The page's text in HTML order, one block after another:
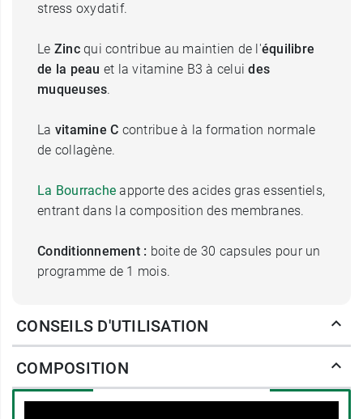
stress oxydatif.
Le Zincqui contribue au maintien de l'équilibre
de la peau et la vitamine B3 à celuides
muqueuses.
La vitamine C contribue à la formation normale
de collagène.
La Bourrache apporte des acides gras essentiels,
entrant dans la composition des membranes.
Conditionnement : boite de 30 capsules pour un
programme de 1 mois.
Le laboratoireDensmores'est développé autour
de la santé des yeux avec son produit phare
Suvéal Duo.
CONSEILS D'UTILISATION
COMPOSITION